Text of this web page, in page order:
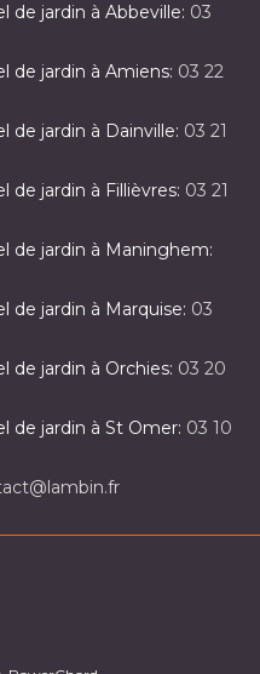
de jardin à Abbeville: 03
de jardin à Amiens: 03 22
de jardin à Dainville: 03 21
de jardin à Fillièvres: 03 21
de jardin à Maninghem:
de jardin à Marquise: 03
de jardin à Orchies: 03 20
de jardin à St Omer: 03 10